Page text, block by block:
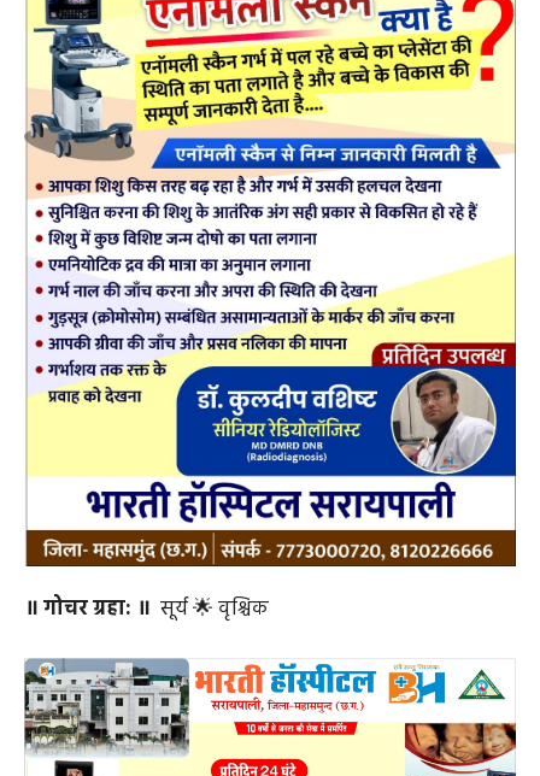
पंडित भूपेंद्र श्रीधर सतपति ज्योतिषाचार्य एम ए संस्कृत हस्तरेखा
वास्तु शास्त्र भूमि भवन में वास्तु दोष निवारण पारिवारिक जीवन में
तनाव बच्चों को पढ़ाई में मन नहीं लगता विवाह विलम्ब राज़ योग
भाग्योदय व्यापार व्यवसाय में वृद्धि जन्म कुंडली निर्माण कालसर्प
योग मांगलिक योग पितृ दोष निवारण भविष्य में होने वाले
घटनाक्रम की जानकारी विदेश यात्रा पति-पत्नी में मतभेद प्रेम प्रसंग
में सफलता ज्योतिष परामर्श ज्योतिष कार्यालय जोगनीपाली
तहसील पोस्ट थाना सरायपाली जिला महासमुंद 9926826570
फोन पेय 8889391334